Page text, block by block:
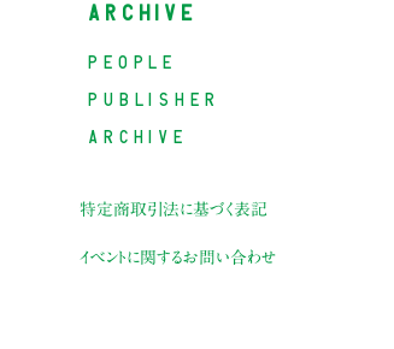
ARCHIVE
PEOPLE
PUBLISHER
ARCHIVE
特定商取引法に基づく表記
イベントに関するお問い合わせ